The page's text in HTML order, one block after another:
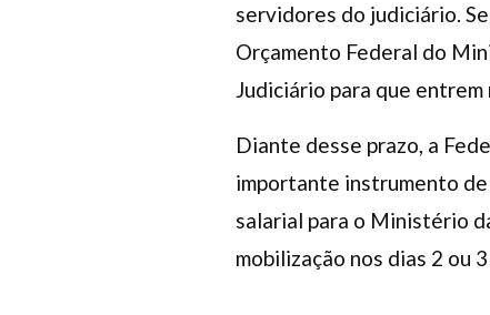
servidores do judiciário.
Orçamento Federal do
Judiciário para que
Diante desse prazo, a
importante instrumento de
salarial para o Ministério
mobilização nos dias 2 ou